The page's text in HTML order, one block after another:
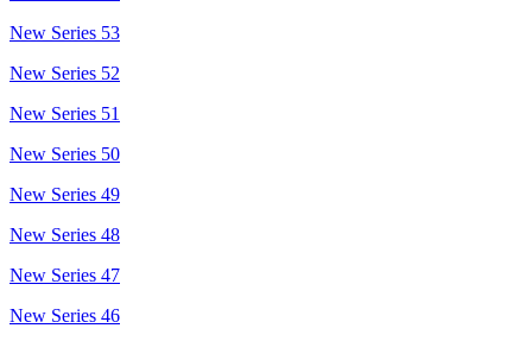
New Series 53
New Series 52
New Series 51
New Series 50
New Series 49
New Series 48
New Series 47
New Series 46